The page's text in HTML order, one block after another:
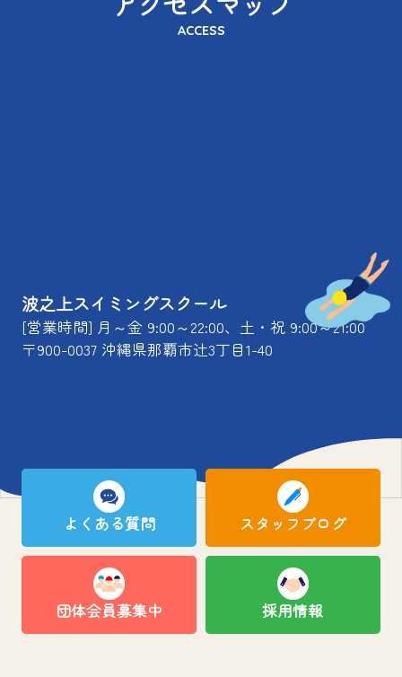
ACCESS
波之上スイミングスクール
[営業時間] 月～金 9:00～22:00、土・祝 9:00～21:00
〒900-0037 沖縄県那覇市辻3丁目1-40
よくある質問 スタッフブログ
団体会員募集中 採用情報